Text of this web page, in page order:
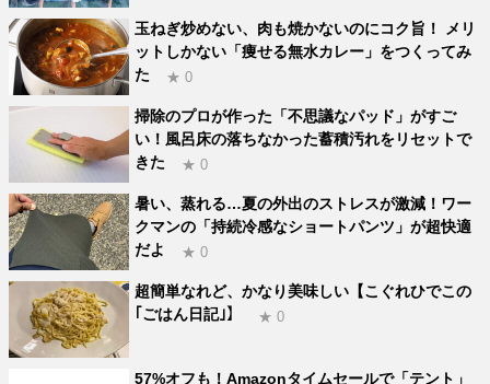
玉ねぎ炒めない、肉も焼かないのにコク旨！ メリ
ットしかない「痩せる無水カレー」をつくってみ
た
★ 0
掃除のプロが作った「不思議なパッド」がすご
い！風呂床の落ちなかった蓄積汚れをリセットで
きた
★ 0
暑い、蒸れる…夏の外出のストレスが激減！ワー
クマンの「持続冷感なショートパンツ」が超快適
だよ
★ 0
超簡単なれど、かなり美味しい【こぐれひでこの
｢ごはん日記｣】
★ 0
57%オフも！Amazonタイムセールで「テント」